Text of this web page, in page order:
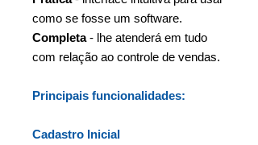
como se fosse um software.
Completa- lhe atenderá em tudo
com relação ao controle de vendas.
Principais funcionalidades:
Cadastro Inicial